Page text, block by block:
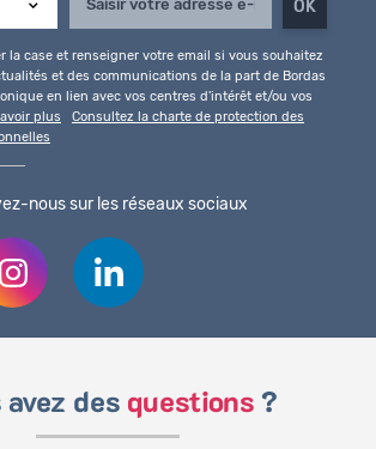
la case et renseigner votre email si vous souhaitez
et des communications de la part de Bordas
en lien avec vos centres d'intérêt et/ou vos
plus
Consultez la charte de protection des
nous sur les réseaux sociaux
avez des questions ?